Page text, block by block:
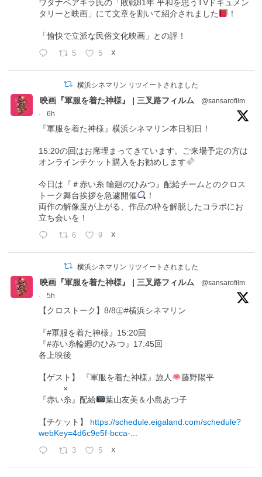
ワタナベアキラ氏の「敗戦81年 平和を思うTVドキュメン
タリーと映画」にて文章を割いて紹介されました
！
「愉快で立派な民俗文化映画」との評！
5 5 X
横浜シネマリン リツイートされました
映画『軍服を着た神様』 | 三叉路フィルム
@sansarofilm
·
6h
『軍服を着た神様』横浜シネマリン本日初日！
15:20の回はお席埋まってきています。ご来場予定の方は
オンラインチケット購入をお勧めします
今日は『＃赤い糸 輪廻のひみつ』配給チームとのクロス
トーク舞台挨拶を急遽開催
！
両作の解像度が上がる、作品の枠を解脱したコラボにお
立ち会いを！
6 9 X
横浜シネマリン リツイートされました
映画『軍服を着た神様』 | 三叉路フィルム
@sansarofilm
·
5h
【クロストーク】8/8㊏#横浜シネマリン
『#軍服を着た神様』15:20回
『#赤い糸輪廻のひみつ』17:45回
各上映後
【ゲスト】 『軍服を着た神様』旅人
藤野陽平
×
『赤い糸』配給
葉山友美＆小島あつ子
【チケット】 https://schedule.eigaland.com/schedule?
webKey=4d6c9e5f-bcca-...
3 5 X